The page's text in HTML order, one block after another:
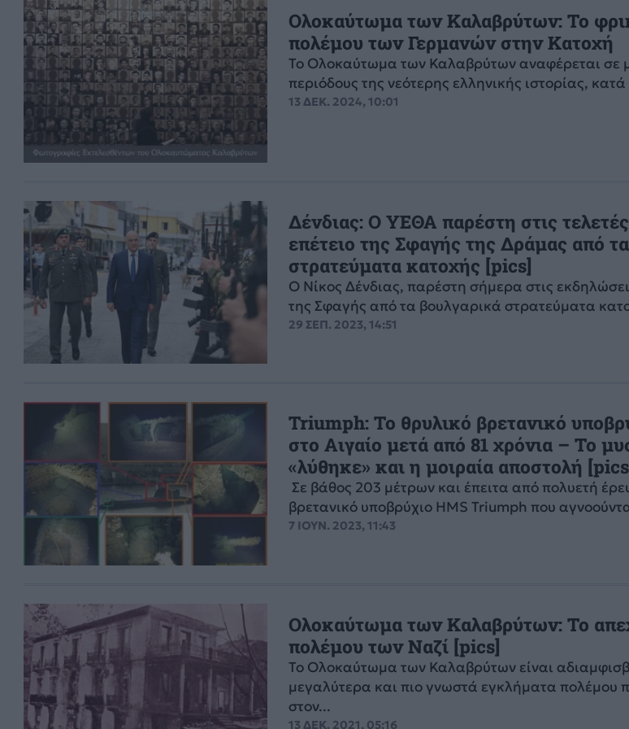
Ολοκαύτωμα των Καλαβρύτων: Το
πολέμου των Γερμανών στην Κατοχή
Το Ολοκαύτωμα των Καλαβρύτων αναφέρεται σε
περιόδους της νεότερης ελληνικής ιστορίας,
13 ΔΕΚ. 2024, 10:01
Δένδιας: Ο ΥΕΘΑ παρέστη στις
επέτειο της Σφαγής της Δράμας από
στρατεύματα κατοχής [pics]
Ο Νίκος Δένδιας, παρέστη σήμερα στις
της Σφαγής από τα βουλγαρικά στρατεύματα
29 ΣΕΠ. 2023, 14:51
Triumph: Το θρυλικό βρετανικό
στο Αιγαίο μετά από 81 χρόνια – Το
«λύθηκε» και η μοιραία αποστολή
Σε βάθος 203 μέτρων και έπειτα από πολυετή
βρετανικό υποβρύχιο HMS Triumph που
7 ΙΟΥΝ. 2023, 11:43
Ολοκαύτωμα των Καλαβρύτων: Το
πολέμου των Ναζί [pics]
Το Ολοκαύτωμα των Καλαβρύτων είναι
μεγαλύτερα και πιο γνωστά εγκλήματα πολέμου
στον...
13 ΔΕΚ. 2021, 05:16